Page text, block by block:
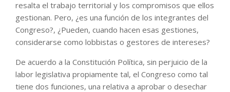
resalta el trabajo territorial y los compromisos que ellos
gestionan. Pero, ¿es una función de los integrantes del
Congreso?, ¿Pueden, cuando hacen esas gestiones,
considerarse como lobbistas o gestores de intereses?
De acuerdo a la Constitución Política, sin perjuicio de la
labor legislativa propiamente tal, el Congreso como tal
tiene dos funciones, una relativa a aprobar o desechar